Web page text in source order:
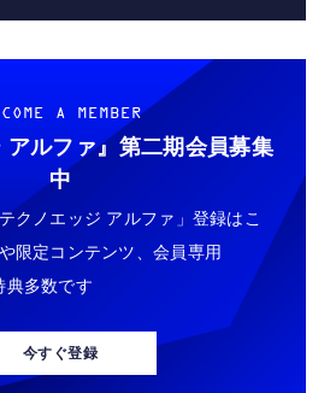
A MEMBER
アルファ』 第二期会員募集
中
クノエッジ アルファ」登録はこ
限定コンテンツ、会員専用
典多数です
今すぐ登録